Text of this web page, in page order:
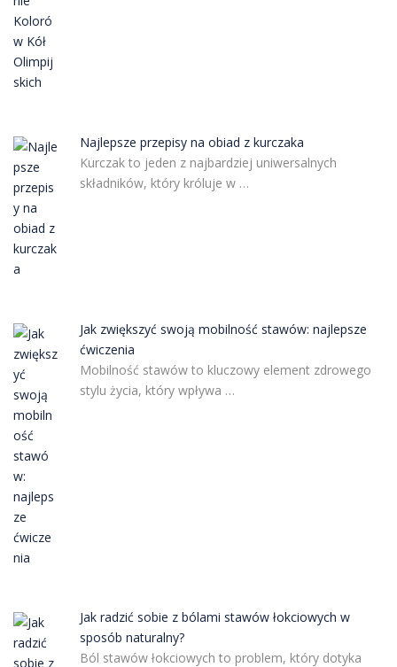
Najlepsze przepisy na obiad z kurczaka
Kurczak to jeden z najbardziej uniwersalnych
składników, który króluje w …
Jak zwiększyć swoją mobilność stawów: najlepsze
ćwiczenia
Mobilność stawów to kluczowy element zdrowego
stylu życia, który wpływa …
Jak radzić sobie z bólami stawów łokciowych w
sposób naturalny?
Ból stawów łokciowych to problem, który dotyka